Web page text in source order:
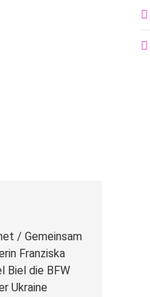
/ Gemeinsam
Franziska
Biel die BFW
Ukraine